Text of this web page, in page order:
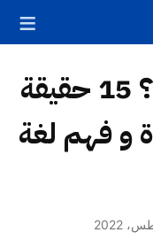
كيف تقرأ لغة العيون؟ 15 حقيقة
و فهم لغة